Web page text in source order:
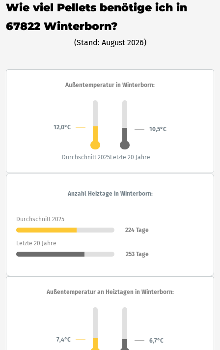
Wie viel Pellets benötige ich in
67822 Winterborn?
(Stand: August 2026)
Außentemperatur in Winterborn:
12,0°C 10,5°C
Durchschnitt 2025Letzte 20 Jahre
Anzahl Heiztage in Winterborn:
Durchschnitt 2025
224 Tage
Letzte 20 Jahre
253 Tage
Außentemperatur an Heiztagen in Winterborn:
7,4°C 6,7°C